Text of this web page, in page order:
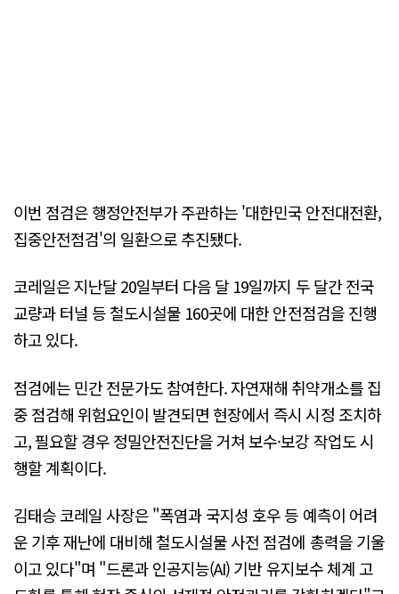
이번 점검은 행정안전부가 주관하는 '대한민국 안전대전환,
집중안전점검'의 일환으로 추진됐다.
코레일은 지난달 20일부터 다음 달 19일까지 두 달간 전국
교량과 터널 등 철도시설물 160곳에 대한 안전점검을 진행
하고 있다.
점검에는 민간 전문가도 참여한다. 자연재해 취약개소를 집
중 점검해 위험요인이 발견되면 현장에서 즉시 시정 조치하
고, 필요할 경우 정밀안전진단을 거쳐 보수·보강 작업도 시
행할 계획이다.
김태승 코레일 사장은 "폭염과 국지성 호우 등 예측이 어려
운 기후 재난에 대비해 철도시설물 사전 점검에 총력을 기울
이고 있다"며 "드론과 인공지능(AI) 기반 유지보수 체계 고